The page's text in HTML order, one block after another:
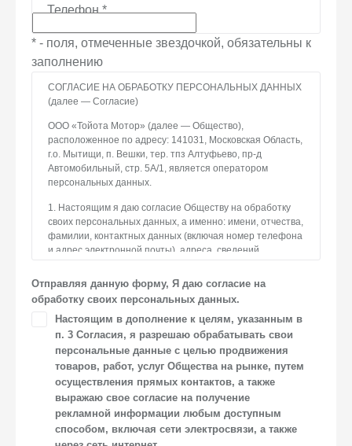
Телефон*
* - поля, отмеченные звездочкой, обязательны к
заполнению
СОГЛАСИЕ НА ОБРАБОТКУ ПЕРСОНАЛЬНЫХ ДАННЫХ
(далее — Согласие)
ООО «Тойота Мотор» (далее — Общество),
расположенное по адресу: 141031, Московская Область,
г.о. Мытищи, п. Вешки, тер. тпз Алтуфьево, пр-д
Автомобильный, стр. 5А/1, является оператором
персональных данных.
1. Настоящим я даю согласие Обществу на обработку
своих персональных данных, а именно: имени, отчества,
фамилии, контактных данных (включая номер телефона
и адрес электронной почты), адреса, сведений
к автомобилю(-ям) и товарам/услугам, IP-адреса, сведений
об устройстве, операционной системы устройства
и модели мобильного телефона посетителя сайта,
уникального идентификатора посетителя сайта,
предпочтительного времени и способа для контакта,
истории контактов.
2. Под обработкой персональных данных понимаются
следующие действия: сбор, запись, систематизация,
накопление, хранение, уточнение (обновление,
изменение), извлечение, использование, передача
(предоставление, доступ), блокирование, удаление,
Отправляя данную форму, Я даю согласие на
обработку своих персональных данных.
Настоящим в дополнение к целям, указанным в
п. 3 Согласия, я разрешаю обрабатывать свои
персональные данные с целью продвижения
товаров, работ, услуг Общества на рынке, путем
осуществления прямых контактов, а также
выражаю свое согласие на получение
рекламной информации любым доступным
способом, включая сети электросвязи, а также